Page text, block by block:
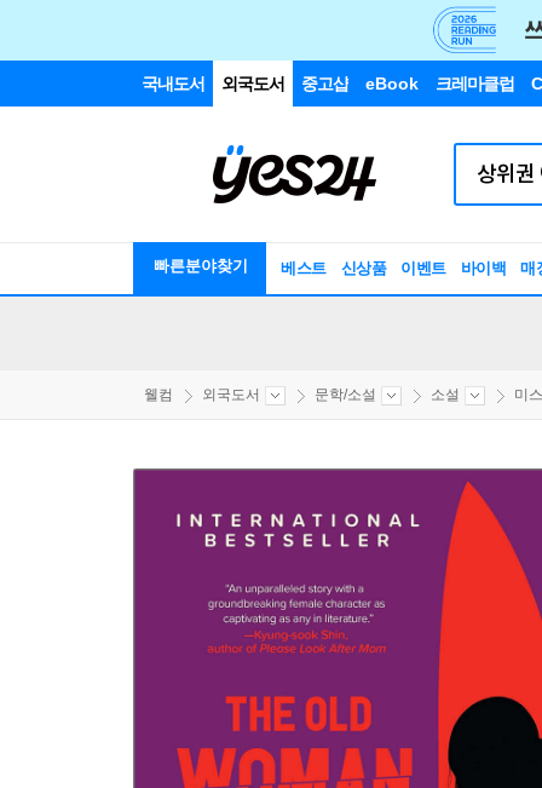
국내도서 외국도서 중고샵 eBook 크레마클럽
빠른분야찾기 베스트 신상품 이벤트 바이백 매
웰컴 외국도서 문학/소설 소설 미